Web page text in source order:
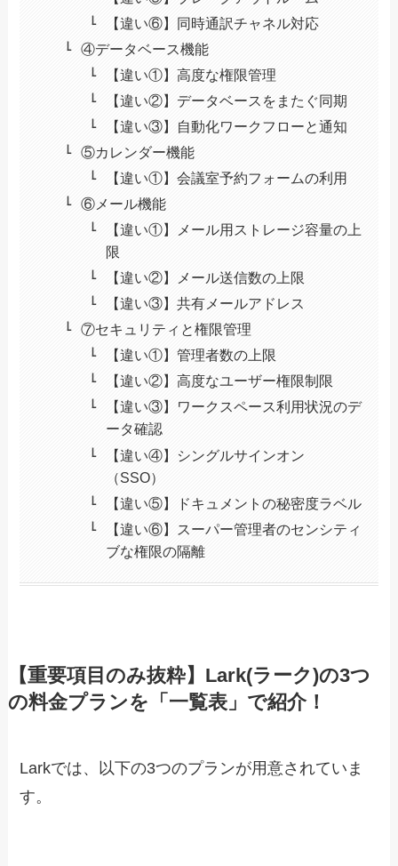
【違い⑥】同時通訳チャネル対応
④データベース機能
【違い①】高度な権限管理
【違い②】データベースをまたぐ同期
【違い③】自動化ワークフローと通知
⑤カレンダー機能
【違い①】会議室予約フォームの利用
⑥メール機能
【違い①】メール用ストレージ容量の上
限
【違い②】メール送信数の上限
【違い③】共有メールアドレス
⑦セキュリティと権限管理
【違い①】管理者数の上限
【違い②】高度なユーザー権限制限
【違い③】ワークスペース利用状況のデ
ータ確認
【違い④】シングルサインオン
（SSO）
【違い⑤】ドキュメントの秘密度ラベル
【違い⑥】スーパー管理者のセンシティ
ブな権限の隔離
【重要項目のみ抜粋】Lark(ラーク)の3つ
の料金プランを「一覧表」で紹介！
Larkでは、以下の3つのプランが用意されていま
す。